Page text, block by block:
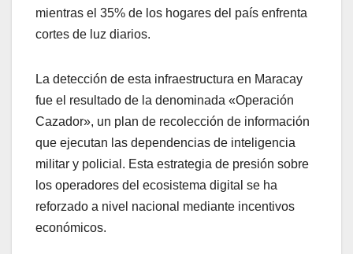
mientras el 35% de los hogares del país enfrenta
cortes de luz diarios.
La detección de esta infraestructura en Maracay
fue el resultado de la denominada «Operación
Cazador», un plan de recolección de información
que ejecutan las dependencias de inteligencia
militar y policial. Esta estrategia de presión sobre
los operadores del ecosistema digital se ha
reforzado a nivel nacional mediante incentivos
económicos.